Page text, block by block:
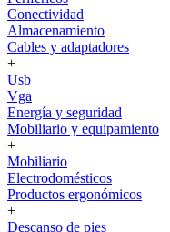
Conectividad
Almacenamiento
Cables y adaptadores
+
Usb
Vga
Energía y seguridad
Mobiliario y equipamiento
+
Mobiliario
Electrodomésticos
Productos ergonómicos
+
Descanso de pies